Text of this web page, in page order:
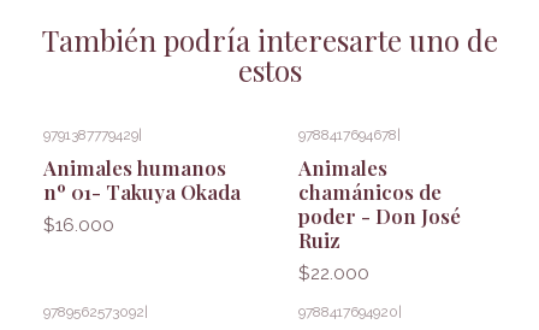
También podría interesarte uno de
estos
9791387779429
Animales humanos
nº 01- Takuya Okada
$16.000
9788417694678
Animales
chamánicos de
poder - Don José
Ruiz
$22.000
9789562573092 9788417694920